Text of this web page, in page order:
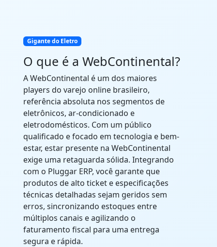
Gigante do Eletro
O que é a WebContinental?
A WebContinental é um dos maiores
players do varejo online brasileiro,
referência absoluta nos segmentos de
eletrônicos, ar-condicionado e
eletrodomésticos. Com um público
qualificado e focado em tecnologia e bem-
estar, estar presente na WebContinental
exige uma retaguarda sólida. Integrando
com o Pluggar ERP, você garante que
produtos de alto ticket e especificações
técnicas detalhadas sejam geridos sem
erros, sincronizando estoques entre
múltiplos canais e agilizando o
faturamento fiscal para uma entrega
segura e rápida.